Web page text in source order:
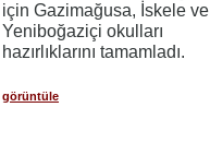
için Gazimağusa, İskele ve
Yeniboğaziçi okulları
hazırlıklarını tamamladı.
görüntüle